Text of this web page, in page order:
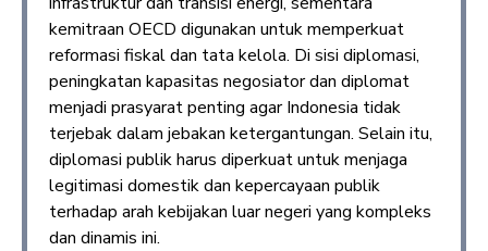
kemitraan OECD digunakan untuk memperkuat
reformasi fiskal dan tata kelola. Di sisi diplomasi,
peningkatan kapasitas negosiator dan diplomat
menjadi prasyarat penting agar Indonesia tidak
terjebak dalam jebakan ketergantungan. Selain itu,
diplomasi publik harus diperkuat untuk menjaga
legitimasi domestik dan kepercayaan publik
terhadap arah kebijakan luar negeri yang kompleks
dan dinamis ini.